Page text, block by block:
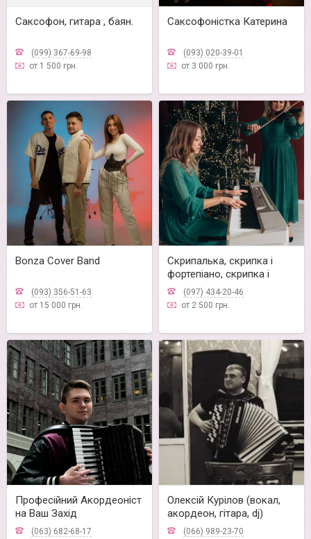
Саксофон, гитара , баян.
(099) 367-69-98
от 1 500 грн.
Саксофоністка Катерина
(093) 020-39-01
от 3 000 грн.
Bonza Cover Band
(093) 356-51-63
от 15 000 грн.
Скрипалька, скрипка і
фортепіано, скрипка і
вокал(097) 434-20-46
от 2 500 грн.
Професійний Акордеоніст
на Ваш Захід
(063) 682-68-17
Олексій Курілов (вокал,
акордеон, гітара, dj)
(066) 989-23-70